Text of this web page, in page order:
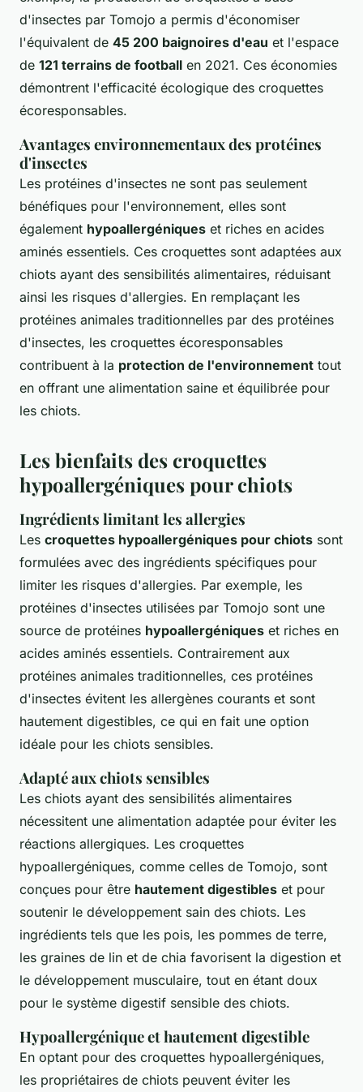
d'insectes par Tomojo a permis d'économiser
l'équivalent de 45 200 baignoires d'eau et l'espace
de 121 terrains de football en 2021. Ces économies
démontrent l'efficacité écologique des croquettes
écoresponsables.
Avantages environnementaux des protéines
d'insectes
Les protéines d'insectes ne sont pas seulement
bénéfiques pour l'environnement, elles sont
également hypoallergéniques et riches en acides
aminés essentiels. Ces croquettes sont adaptées aux
chiots ayant des sensibilités alimentaires, réduisant
ainsi les risques d'allergies. En remplaçant les
protéines animales traditionnelles par des protéines
d'insectes, les croquettes écoresponsables
contribuent à la protection de l'environnement tout
en offrant une alimentation saine et équilibrée pour
les chiots.
Les bienfaits des croquettes
hypoallergéniques pour chiots
Ingrédients limitant les allergies
Les croquettes hypoallergéniques pour chiots sont
formulées avec des ingrédients spécifiques pour
limiter les risques d'allergies. Par exemple, les
protéines d'insectes utilisées par Tomojo sont une
source de protéines hypoallergéniques et riches en
acides aminés essentiels. Contrairement aux
protéines animales traditionnelles, ces protéines
d'insectes évitent les allergènes courants et sont
hautement digestibles, ce qui en fait une option
idéale pour les chiots sensibles.
Adapté aux chiots sensibles
Les chiots ayant des sensibilités alimentaires
nécessitent une alimentation adaptée pour éviter les
réactions allergiques. Les croquettes
hypoallergéniques, comme celles de Tomojo, sont
conçues pour être hautement digestibles et pour
soutenir le développement sain des chiots. Les
ingrédients tels que les pois, les pommes de terre,
les graines de lin et de chia favorisent la digestion et
le développement musculaire, tout en étant doux
pour le système digestif sensible des chiots.
Hypoallergénique et hautement digestible
En optant pour des croquettes hypoallergéniques,
les propriétaires de chiots peuvent éviter les